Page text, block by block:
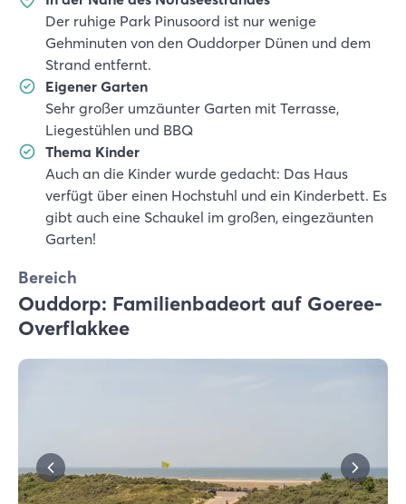
Der ruhige Park Pinusoord ist nur wenige
Gehminuten von den Ouddorper Dünen und dem
Strand entfernt.
Eigener Garten
Sehr großer umzäunter Garten mit Terrasse,
Liegestühlen und BBQ
Thema Kinder
Auch an die Kinder wurde gedacht: Das Haus
verfügt über einen Hochstuhl und ein Kinderbett. Es
gibt auch eine Schaukel im großen, eingezäunten
Garten!
Bereich
Ouddorp: Familienbadeort auf Goeree-
Overflakkee